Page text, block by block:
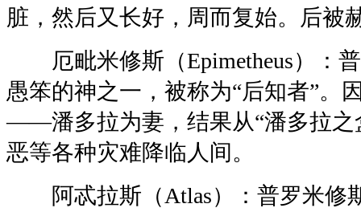
脏，然后又长好，周而复始。后被
厄毗米修斯（Epimetheus）：
愚笨的神之一，被称为“后知者”。
——潘多拉为妻，结果从“潘多拉之
恶等各种灾难降临人间。
阿忒拉斯（Atlas）：普罗米修